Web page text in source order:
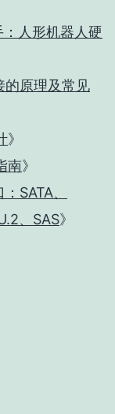
人形机器人硬
的原理及常见
》
南》
SATA、
、SAS》